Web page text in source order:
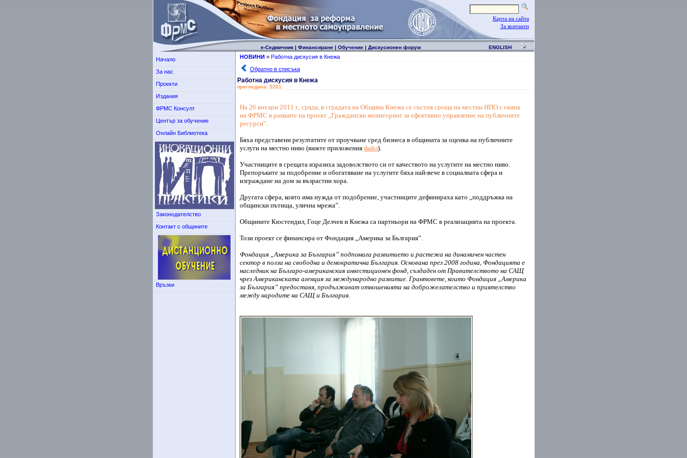
Карта на сайта
За контакти
е-Седмичник| Финансиране| Обучение| Дискусионен форум ENGLISH
Начало
За нас
Проекти
Издания
ФРМС Консулт
Център за обучение
Онлайн Библиотека
Законодателство
Контакт с общините
Връзки
НОВИНИ» Работна дискусия в Кнежа
Обратно в списъка
Работна дискусия в Кнежа
прегледана: 5261
На 26 януари 2011 г., сряда, в сградата на Община Кнежа се състоя среща на местни НПО с екипа
на ФРМС в рамките на проект „Граждански мониторинг за ефективно управление на публичните
ресурси”.
Бяха представени резултатите от проучване сред бизнеса в общината за оценка на публичните
услуги на местно ниво (вижте приложения файл).
Участниците в срещата изразиха задоволството си от качеството на услугите на местно ниво.
Препоръките за подобрение и обогатяване на услугите бяха най-вече в социалната сфера и
изграждане на дом за възрастни хора.
Другата сфера, която има нужда от подобрение, участниците дефинираха като „поддръжка на
общински пътища, улична мрежа”.
Общините Кюстендил, Гоце Делчев и Кнежа са партньори на ФРМС в реализацията на проекта.
Този проект се финансира от Фондация „Америка за България”.
Фондация „Америка за България” подпомага развитието и растежа на динамичен частен
сектор в полза на свободна и демократична България. Основана през 2008 година, Фондацията е
наследник на Българо-американския инвестиционен фонд, създаден от Правителството на САЩ
чрез Американската агенция за международно развитие. Грантовете, които Фондация „Америка
за България” предоставя, продължават отношенията на доброжелателство и приятелство
между народите на САЩ и България.